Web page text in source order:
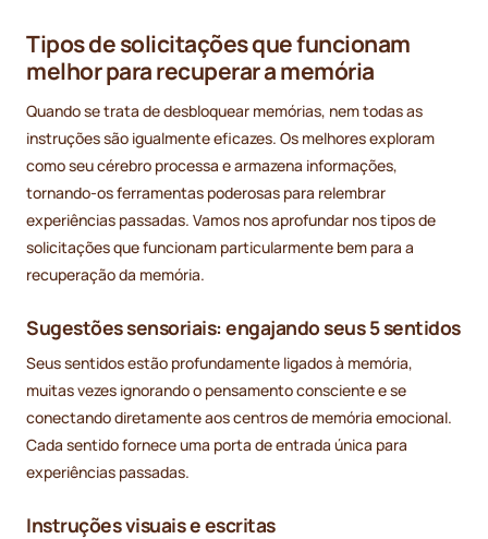
Tipos de solicitações que funcionam
melhor para recuperar a memória
Quando se trata de desbloquear memórias, nem todas as
instruções são igualmente eficazes. Os melhores exploram
como seu cérebro processa e armazena informações,
tornando-os ferramentas poderosas para relembrar
experiências passadas. Vamos nos aprofundar nos tipos de
solicitações que funcionam particularmente bem para a
recuperação da memória.
Sugestões sensoriais: engajando seus 5 sentidos
Seus sentidos estão profundamente ligados à memória,
muitas vezes ignorando o pensamento consciente e se
conectando diretamente aos centros de memória emocional.
Cada sentido fornece uma porta de entrada única para
experiências passadas.
Instruções visuais e escritas